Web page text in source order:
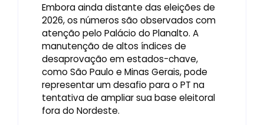
Embora ainda distante das eleições de
2026, os números são observados com
atenção pelo Palácio do Planalto. A
manutenção de altos índices de
desaprovação em estados-chave,
como São Paulo e Minas Gerais, pode
representar um desafio para o PT na
tentativa de ampliar sua base eleitoral
fora do Nordeste.